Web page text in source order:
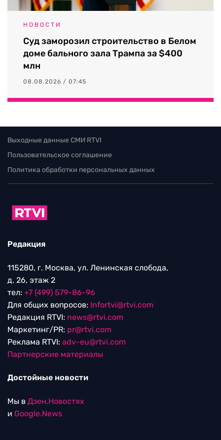
НОВОСТИ
Суд заморозил строительство в Белом
доме бального зала Трампа за $400
млн
08.08.2026 / 07:45
Выходные данные СМИ RTVI
Пользовательское соглашение
Политика обработки персональных данных
Редакция
115280, г. Москва, ул. Ленинская слобода,
д. 26, этаж 2
тел: +7 (499) 579-86-96
Для общих вопросов: Infortvi@rtvi.com
Редакция RTVI: news@rtvi.com
Маркетинг/PR: pr@rtvi.com
Реклама RTVI: adv-eu@rtvi.com
Партнерские материалы
Достойные новости
Мы в Дзен.Новостях
и Google.News